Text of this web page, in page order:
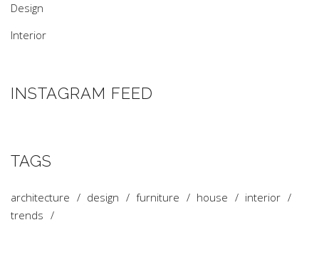
Design
Interior
INSTAGRAM FEED
TAGS
architecture design furniture house
interior
trends